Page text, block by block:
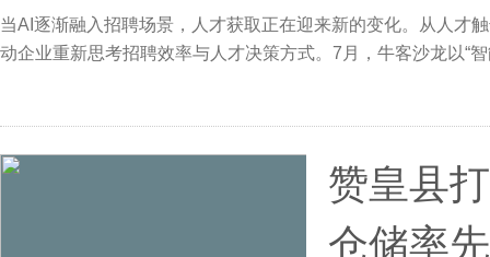
当AI逐渐融入招聘场景，人才获取正在迎来新的变化。从人才
动企业重新思考招聘效率与人才决策方式。7月，牛客沙龙以“
赞皇县
仓储率